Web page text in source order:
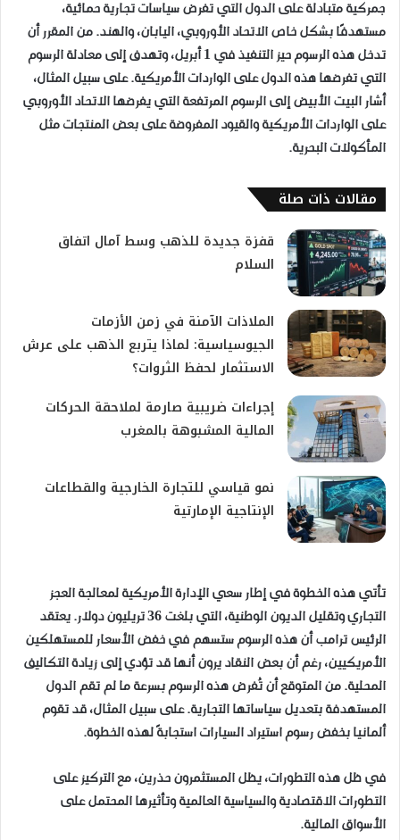
جمركية متبادلة على الدول التي تفرض سياسات تجارية حمائية،
مستهدفًا بشكل خاص الاتحاد الأوروبي، اليابان، والهند. من المقرر أن
تدخل هذه الرسوم حيز التنفيذ في 1 أبريل، وتهدف إلى معادلة الرسوم
التي تفرضها هذه الدول على الواردات الأمريكية. على سبيل المثال،
أشار البيت الأبيض إلى الرسوم المرتفعة التي يفرضها الاتحاد الأوروبي
على الواردات الأمريكية والقيود المفروضة على بعض المنتجات مثل
المأكولات البحرية.
مقالات ذات صلة
قفزة جديدة للذهب وسط آمال اتفاق
السلام
الملاذات الآمنة في زمن الأزمات
الجيوسياسية: لماذا يتربع الذهب على عرش
الاستثمار لحفظ الثروات؟
إجراءات ضريبية صارمة لملاحقة الحركات
المالية المشبوهة بالمغرب
نمو قياسي للتجارة الخارجية والقطاعات
الإنتاجية الإمارتية
تأتي هذه الخطوة في إطار سعي الإدارة الأمريكية لمعالجة العجز
التجاري وتقليل الديون الوطنية، التي بلغت 36 تريليون دولار. يعتقد
الرئيس ترامب أن هذه الرسوم ستسهم في خفض الأسعار للمستهلكين
الأمريكيين، رغم أن بعض النقاد يرون أنها قد تؤدي إلى زيادة التكاليف
المحلية. من المتوقع أن تُفرض هذه الرسوم بسرعة ما لم تقم الدول
المستهدفة بتعديل سياساتها التجارية. على سبيل المثال، قد تقوم
ألمانيا بخفض رسوم استيراد السيارات استجابةً لهذه الخطوة.
في ظل هذه التطورات، يظل المستثمرون حذرين، مع التركيز على
التطورات الاقتصادية والسياسية العالمية وتأثيرها المحتمل على
الأسواق المالية.